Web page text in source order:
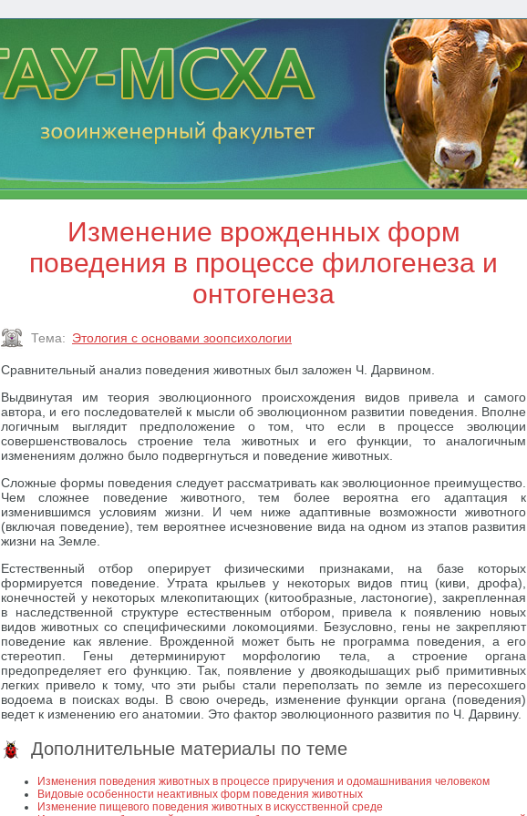
Изменение врожденных форм
поведения в процессе филогенеза и
онтогенеза
Тема: Этология с основами зоопсихологии
Сравнительный анализ поведения животных был заложен Ч. Дарвином.
Выдвинутая им теория эволюционного происхождения видов привела и самого
автора, и его последователей к мысли об эволюционном развитии поведения. Вполне
логичным выглядит предположение о том, что если в процессе эволюции
совершенствовалось строение тела животных и его функции, то аналогичным
изменениям должно было подвергнуться и поведение животных.
Сложные формы поведения следует рассматривать как эволюционное преимущество.
Чем сложнее поведение животного, тем более вероятна его адаптация к
изменившимся условиям жизни. И чем ниже адаптивные возможности животного
(включая поведение), тем вероятнее исчезновение вида на одном из этапов развития
жизни на Земле.
Естественный отбор оперирует физическими признаками, на базе которых
формируется поведение. Утрата крыльев у некоторых видов птиц (киви, дрофа),
конечностей у некоторых млекопитающих (китообразные, ластоногие), закрепленная
в наследственной структуре естественным отбором, привела к появлению новых
видов животных со специфическими локомоциями. Безусловно, гены не закрепляют
поведение как явление. Врожденной может быть не программа поведения, а его
стереотип. Гены детерминируют морфологию тела, а строение органа
предопределяет его функцию. Так, появление у двоякодышащих рыб примитивных
легких привело к тому, что эти рыбы стали переползать по земле из пересохшего
водоема в поисках воды. В свою очередь, изменение функции органа (поведения)
ведет к изменению его анатомии. Это фактор эволюционного развития по Ч. Дарвину.
Дополнительные материалы по теме
Изменения поведения животных в процессе приручения и одомашнивания человеком
Видовые особенности неактивных форм поведения животных
Изменение пищевого поведения животных в искусственной среде